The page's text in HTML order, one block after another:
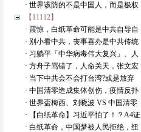
· 世界该防的不是中国人，而是极权
【11112】
· 震惊，白纸革命可能是中共自导自
· 别小看中共，丧事喜办是中共传统
· 习躺平「中华病毒伟大复兴」、人
· 方舟子骂错了，人命关天，张文宏
· 当下中共会不会打台湾?或是放弃
· 中国清零造成集体创伤，疫情反扑
· 世界盃梅西、刘晓波 VS 中国清零
· 【白纸革命】习近平怕了！？A4证
· 白纸革命，中国梦被人民拒绝，纽